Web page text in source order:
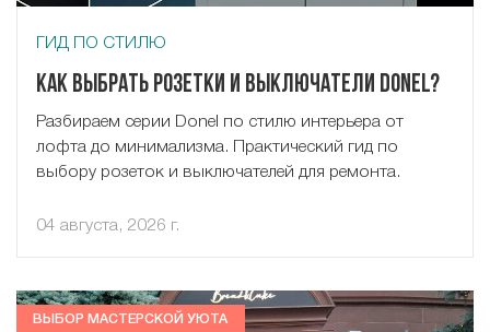
ГИД ПО СТИЛЮ
Как выбрать розетки и выключатели Donel?
Разбираем серии Donel по стилю интерьера от
лофта до минимализма. Практический гид по
выбору розеток и выключателей для ремонта.
04 августа, 2026 г.
ВЫБОР МАСТЕРСКОЙ УЮТА